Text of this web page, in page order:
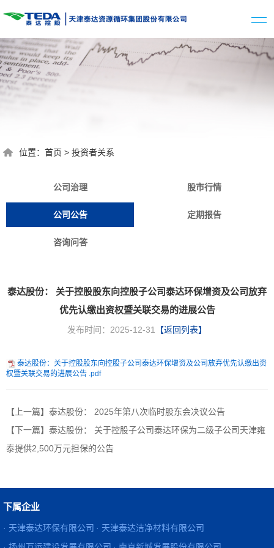
位置： 首页 > 投资者关系
公司治理 股市行情
公司公告 定期报告
咨询问答
泰达股份： 关于控股股东向控股子公司泰达环保增资及公司放弃
优先认缴出资权暨关联交易的进展公告
发布时间：2025-12-31 【返回列表】
泰达股份：关于控股股东向控股子公司泰达环保增资及公司放弃优先认缴出资
权暨关联交易的进展公告 .pdf
【上一篇】泰达股份： 2025年第八次临时股东会决议公告
【下一篇】泰达股份： 关于控股子公司泰达环保为二级子公司天津雍
泰提供2,500万元担保的公告
下属企业
· 天津泰达环保有限公司 · 天津泰达洁净材料有限公司